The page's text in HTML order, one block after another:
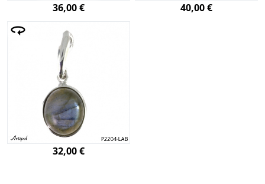
36,00 € 40,00 €
32,00 €